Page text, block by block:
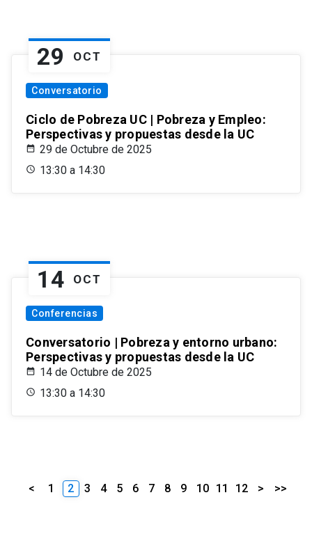
29 OCT
Conversatorio
Ciclo de Pobreza UC | Pobreza y Empleo:
Perspectivas y propuestas desde la UC
29 de Octubre de 2025
13:30 a 14:30
14 OCT
Conferencias
Conversatorio | Pobreza y entorno urbano:
Perspectivas y propuestas desde la UC
14 de Octubre de 2025
13:30 a 14:30
< 1 2 3 4 5 6 7 8 9 10 11 12 > >>